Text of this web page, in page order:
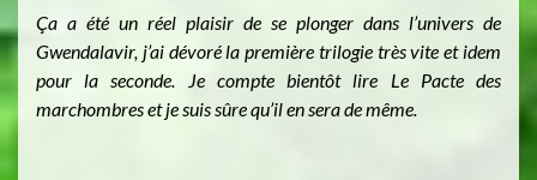
Ça a été un réel plaisir de se plonger dans l’univers de
Gwendalavir, j’ai dévoré la première trilogie très vite et idem
pour la seconde. Je compte bientôt lire Le Pacte des
marchombres et je suis sûre qu’il en sera de même.